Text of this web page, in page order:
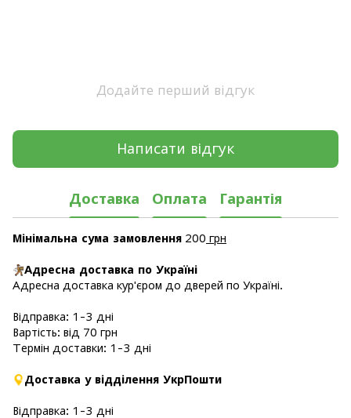
Додайте перший відгук
Написати відгук
Доставка Оплата Гарантія
Мінімальна сума замовлення 200 грн
Адресна доставка по Україні
Адресна доставка кур'єром до дверей по Україні.
Відправка: 1-3 дні
Вартість: від 70 грн
Термін доставки: 1-3 дні
Доставка у відділення УкрПошти
Відправка: 1-3 дні